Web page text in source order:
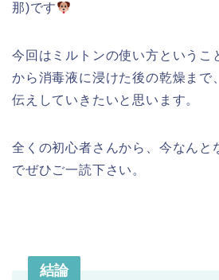
那)です
今回はミルトンの使い方というこ
から消毒液に浸けた後の乾燥まで
伝えしていきたいと思います。
全くの初心者さんから、今なんと
でぜひご一読下さい。
結論